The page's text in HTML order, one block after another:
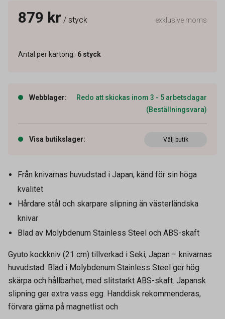
879 kr / styck exklusive moms
Antal per kartong: 6 styck
Webblager:
Redo att skickas inom 3 - 5 arbetsdagar
(Beställningsvara)
Visa butikslager: Välj butik
Från knivarnas huvudstad i Japan, känd för sin höga
kvalitet
Hårdare stål och skarpare slipning än västerländska
knivar
Blad av Molybdenum Stainless Steel och ABS-skaft
Gyuto kockkniv (21 cm) tillverkad i Seki, Japan – knivarnas
huvudstad. Blad i Molybdenum Stainless Steel ger hög
skärpa och hållbarhet, med slitstarkt ABS-skaft. Japansk
slipning ger extra vass egg. Handdisk rekommenderas,
förvara gärna på magnetlist och
Artikelnummer 64590374
Leverantörens